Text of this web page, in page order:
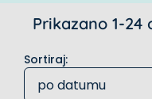
Prikazano 1-
Sortiraj:
po datumu